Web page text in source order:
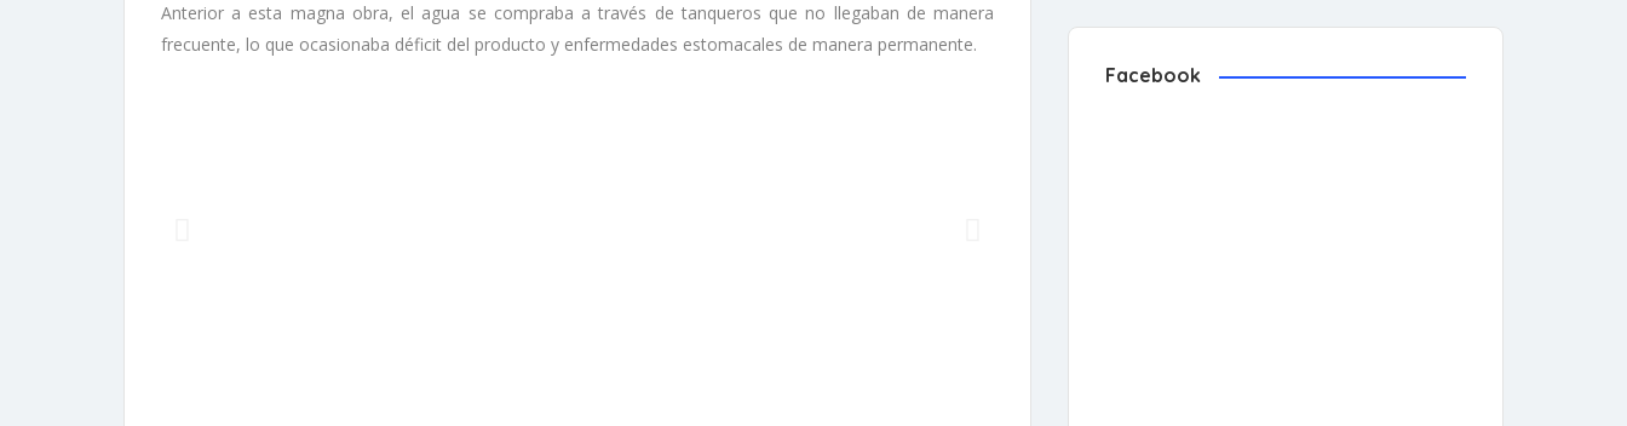
Anterior a esta magna obra, el agua se compraba a través de tanqueros que no llegaban de manera
frecuente, lo que ocasionaba déficit del producto y enfermedades estomacales de manera permanente.
Facebook